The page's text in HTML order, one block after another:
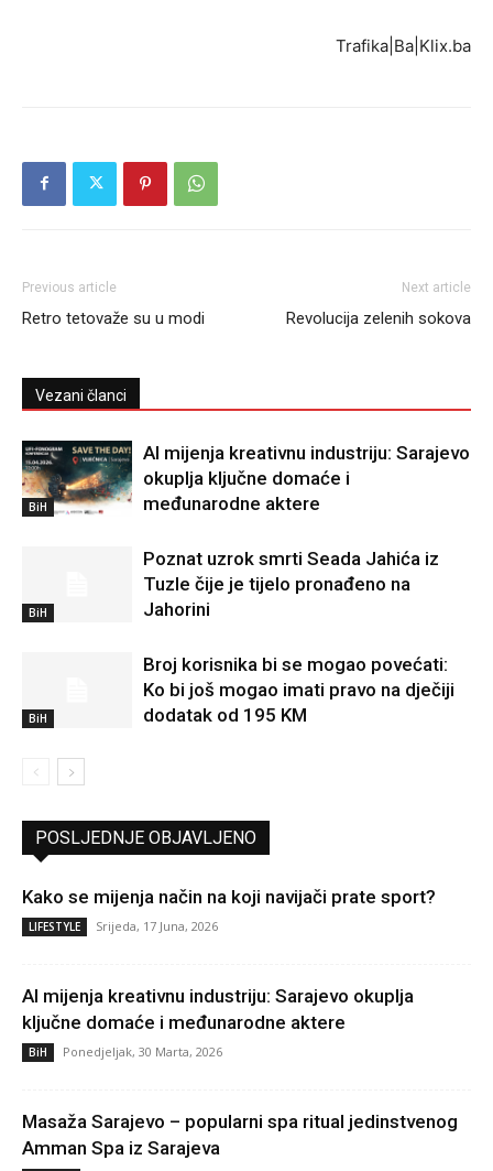
Trafika|Ba|Klix.ba
Previous article
Retro tetovaže su u modi
Next article
Revolucija zelenih sokova
Vezani članci
BiH
AI mijenja kreativnu industriju: Sarajevo
okuplja ključne domaće i
međunarodne aktere
BiH
Poznat uzrok smrti Seada Jahića iz
Tuzle čije je tijelo pronađeno na
Jahorini
BiH
Broj korisnika bi se mogao povećati:
Ko bi još mogao imati pravo na dječiji
dodatak od 195 KM
POSLJEDNJE OBJAVLJENO
Kako se mijenja način na koji navijači prate sport?
LIFESTYLE Srijeda, 17 Juna, 2026
AI mijenja kreativnu industriju: Sarajevo okuplja
ključne domaće i međunarodne aktere
BiH Ponedjeljak, 30 Marta, 2026
Masaža Sarajevo – popularni spa ritual jedinstvenog
Amman Spa iz Sarajeva